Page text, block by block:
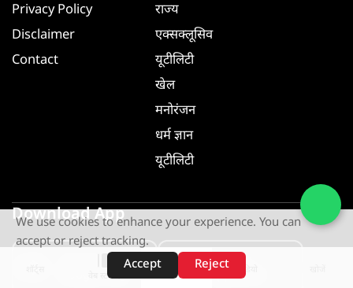
वेब स्टोरीज़
Privacy Policy
Disclaimer
Contact
राज्य
एक्सक्लूसिव
यूटीलिटी
खेल
मनोरंजन
धर्म ज्ञान
यूटीलिटी
Download App
Google Play
GET IT ON
App Store
We use cookies to enhance your experience. You can
accept or reject tracking.
Accept
Reject